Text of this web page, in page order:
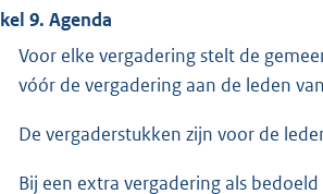
9. Agenda
Voor elke vergadering stelt de
vóór de vergadering aan de leden
De vergaderstukken zijn voor de
Bij een extra vergadering als